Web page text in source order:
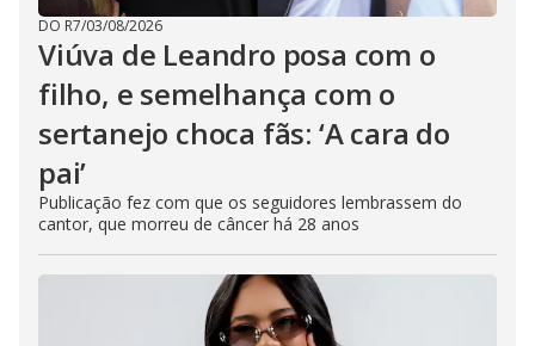
DO R7/03/08/2026
Viúva de Leandro posa com o
filho, e semelhança com o
sertanejo choca fãs: ‘A cara do
pai’
Publicação fez com que os seguidores lembrassem do
cantor, que morreu de câncer há 28 anos